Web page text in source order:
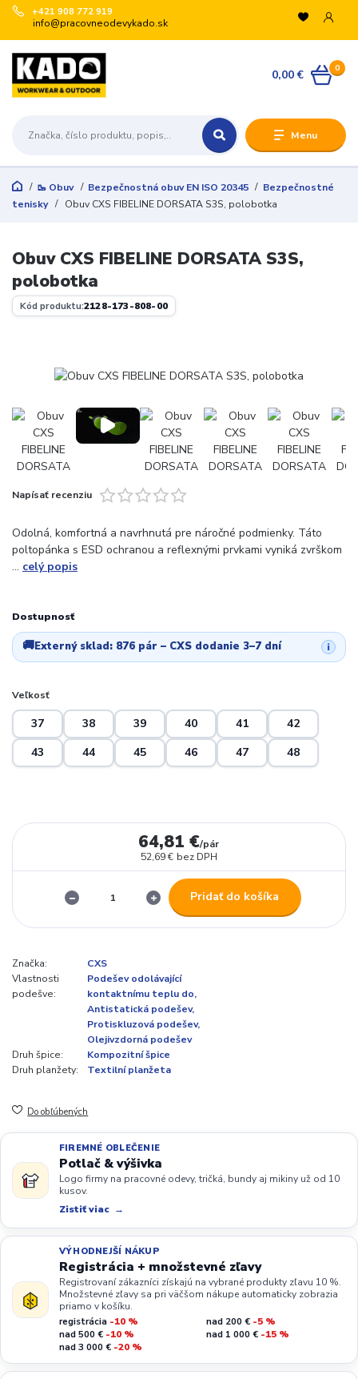
Menu
+421 908 772 919
info@pracovneodevykado.sk
0
0,00 €
🥾 Obuv Bezpečnostná obuv EN ISO 20345
Bezpečnostné
tenisky
Obuv CXS FIBELINE DORSATA S3S, polobotka
Obuv CXS FIBELINE DORSATA S3S,
polobotka
Kód produktu:2128-173-808-00
Napísať recenziu
Odolná, komfortná a navrhnutá pre náročné podmienky. Táto
poltopánka s ESD ochranou a reflexnými prvkami vyniká zvrškom
... celý popis
Dostupnosť
🚚Externý sklad: 876 pár – CXS dodanie 3–7 dní i
Veľkosť
37 38 39 40 41
42
43
44 45 46 47 48
64,81 €/pár
52,69 € bez DPH
Pridať do košíka
Značka:
CXS
Vlastnosti
podešve:
Podešev odolávající
kontaktnímu teplu do,
Antistatická podešev,
Protiskluzová podešev,
Olejivzdorná podešev
Druh špice:
Kompozitní špice
Druh planžety:
Textilní planžeta
Do obľúbených
FIREMNÉ OBLEČENIE
Potlač & výšivka
Logo firmy na pracovné odevy, tričká, bundy aj mikiny už od 10
kusov.
Zistiť viac
VÝHODNEJŠÍ NÁKUP
Registrácia + množstevné zľavy
Registrovaní zákazníci získajú na vybrané produkty zľavu 10 %.
Množstevné zľavy sa pri väčšom nákupe automaticky zobrazia
priamo v košíku.
registrácia -10 % nad 200 € -5 %
nad 500 € -10 % nad 1 000 € -15 %
nad 3 000 € -20 %